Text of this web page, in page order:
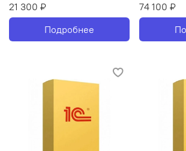
21 300 ₽
Подробнее
74 100 ₽